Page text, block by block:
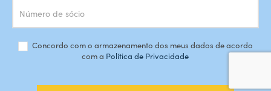
Concordo com o armazenamento dos meus dados de acordo
com a Política de Privacidade